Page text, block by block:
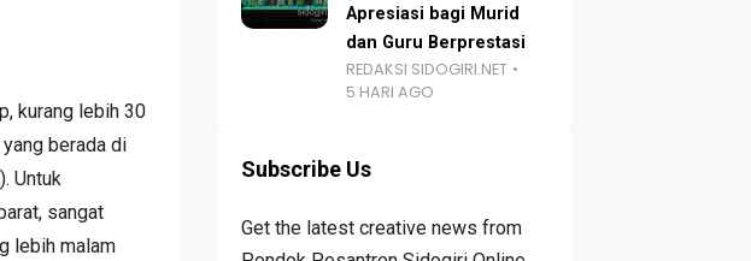
kurang lebih 30
berada di
Untuk
sangat
lebih malam
Apresiasi bagi Murid
dan Guru Berprestasi
REDAKSI SIDOGIRI.NET
5 HARI AGO
Subscribe Us
Get the latest creative news from